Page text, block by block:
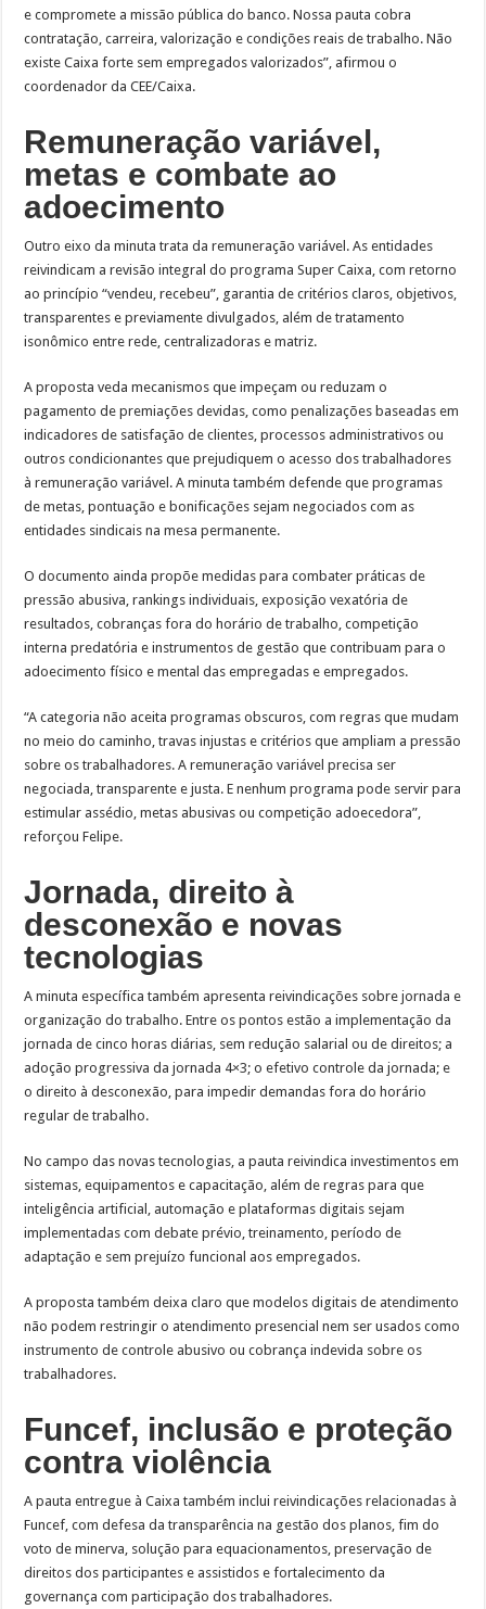
e compromete a missão pública do banco. Nossa pauta cobra
contratação, carreira, valorização e condições reais de trabalho. Não
existe Caixa forte sem empregados valorizados”, afirmou o
coordenador da CEE/Caixa.
Remuneração variável,
metas e combate ao
adoecimento
Outro eixo da minuta trata da remuneração variável. As entidades
reivindicam a revisão integral do programa Super Caixa, com retorno
ao princípio “vendeu, recebeu”, garantia de critérios claros, objetivos,
transparentes e previamente divulgados, além de tratamento
isonômico entre rede, centralizadoras e matriz.
A proposta veda mecanismos que impeçam ou reduzam o
pagamento de premiações devidas, como penalizações baseadas em
indicadores de satisfação de clientes, processos administrativos ou
outros condicionantes que prejudiquem o acesso dos trabalhadores
à remuneração variável. A minuta também defende que programas
de metas, pontuação e bonificações sejam negociados com as
entidades sindicais na mesa permanente.
O documento ainda propõe medidas para combater práticas de
pressão abusiva, rankings individuais, exposição vexatória de
resultados, cobranças fora do horário de trabalho, competição
interna predatória e instrumentos de gestão que contribuam para o
adoecimento físico e mental das empregadas e empregados.
“A categoria não aceita programas obscuros, com regras que mudam
no meio do caminho, travas injustas e critérios que ampliam a pressão
sobre os trabalhadores. A remuneração variável precisa ser
negociada, transparente e justa. E nenhum programa pode servir para
estimular assédio, metas abusivas ou competição adoecedora”,
reforçou Felipe.
Jornada, direito à
desconexão e novas
tecnologias
A minuta específica também apresenta reivindicações sobre jornada e
organização do trabalho. Entre os pontos estão a implementação da
jornada de cinco horas diárias, sem redução salarial ou de direitos; a
adoção progressiva da jornada 4×3; o efetivo controle da jornada; e
o direito à desconexão, para impedir demandas fora do horário
regular de trabalho.
No campo das novas tecnologias, a pauta reivindica investimentos em
sistemas, equipamentos e capacitação, além de regras para que
inteligência artificial, automação e plataformas digitais sejam
implementadas com debate prévio, treinamento, período de
adaptação e sem prejuízo funcional aos empregados.
A proposta também deixa claro que modelos digitais de atendimento
não podem restringir o atendimento presencial nem ser usados como
instrumento de controle abusivo ou cobrança indevida sobre os
trabalhadores.
Funcef, inclusão e proteção
contra violência
A pauta entregue à Caixa também inclui reivindicações relacionadas à
Funcef, com defesa da transparência na gestão dos planos, fim do
voto de minerva, solução para equacionamentos, preservação de
direitos dos participantes e assistidos e fortalecimento da
governança com participação dos trabalhadores.